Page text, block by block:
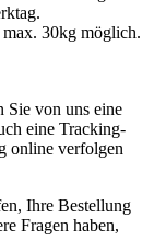
30kg möglich.
Sie von uns eine
eine Tracking-
online verfolgen
Ihre Bestellung
Fragen haben,